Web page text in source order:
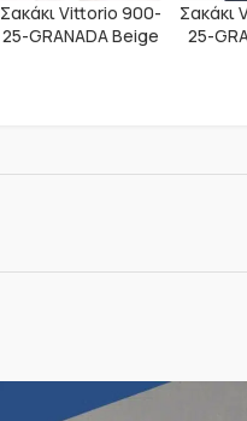
Σακάκι Vittorio 900-
25-GRANADA Beige
Σακάκι
25-